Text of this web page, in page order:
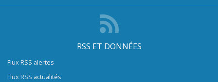
RSS ET DONNÉES
Flux RSS alertes
Flux RSS actualités